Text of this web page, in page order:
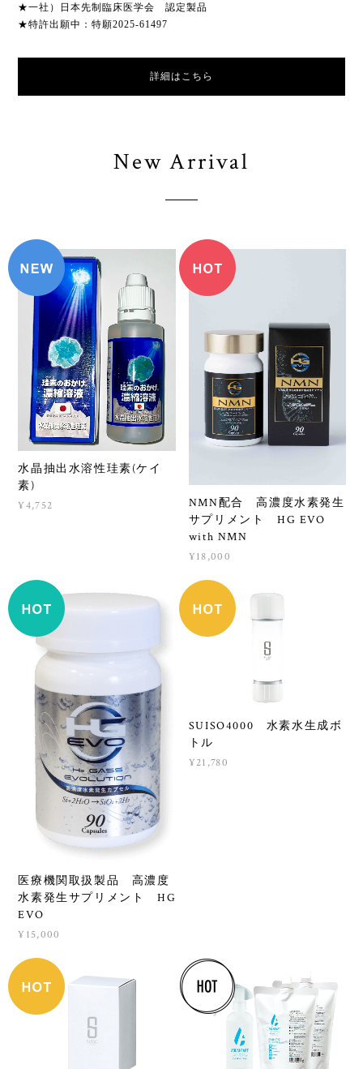
★一社）日本先制臨床医学会 認定製品
★特許出願中：特願2025-61497
詳細はこちら
New Arrival
水晶抽出水溶性珪素(ケイ
素)
¥4,752
NMN配合 高濃度水素発生
サプリメント HG EVO
with NMN
¥18,000
医療機関取扱製品 高濃度
水素発生サプリメント HG
EVO
¥15,000
SUISO4000 水素水生成ボ
トル
¥21,780